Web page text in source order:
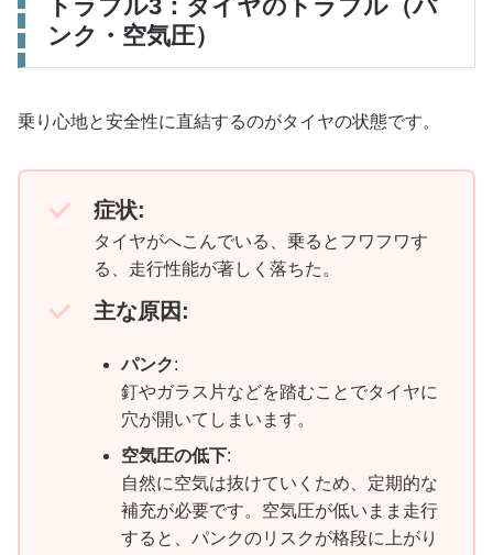
トラブル3：タイヤのトラブル（パ
ンク・空気圧）
乗り心地と安全性に直結するのがタイヤの状態です。
症状:
タイヤがへこんでいる、乗るとフワフワす
る、走行性能が著しく落ちた。
主な原因:
パンク:
釘やガラス片などを踏むことでタイヤに
穴が開いてしまいます。
空気圧の低下:
自然に空気は抜けていくため、定期的な
補充が必要です。空気圧が低いまま走行
すると、パンクのリスクが格段に上がり